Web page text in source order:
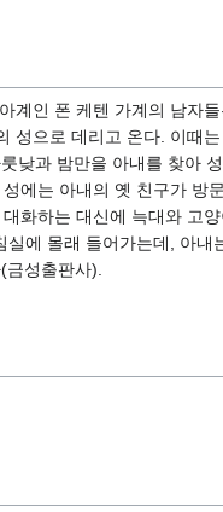
계인 폰 케텐 가계의 남자
성으로 데리고 온다. 이
낮과 밤만을 아내를 찾아
에는 아내의 옛 친구가
화하는 대신에 늑대와 고
에 몰래 들어가는데, 아
금성출판사).